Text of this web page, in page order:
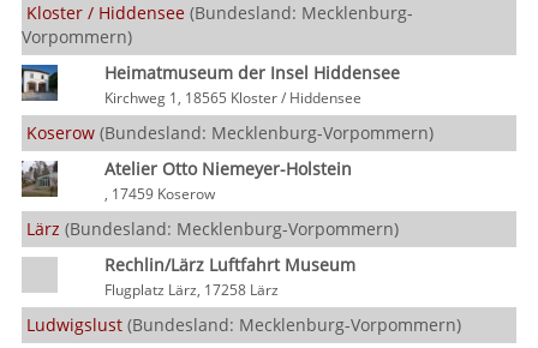
Kloster / Hiddensee (Bundesland: Mecklenburg-
Vorpommern)
Heimatmuseum der Insel Hiddensee
Kirchweg 1, 18565 Kloster / Hiddensee
Koserow (Bundesland: Mecklenburg-Vorpommern)
Atelier Otto Niemeyer-Holstein
, 17459 Koserow
Lärz (Bundesland: Mecklenburg-Vorpommern)
Rechlin/Lärz Luftfahrt Museum
Flugplatz Lärz, 17258 Lärz
Ludwigslust (Bundesland: Mecklenburg-Vorpommern)